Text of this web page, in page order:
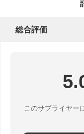
総合評価
このサプライヤー